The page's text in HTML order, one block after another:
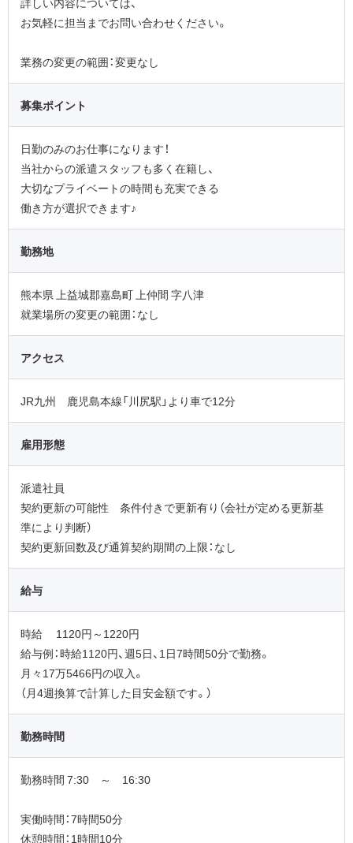
お気軽に担当までお問い合わせください。
業務の変更の範囲：変更なし
募集ポイント
日勤のみのお仕事になります！
当社からの派遣スタッフも多く在籍し、
大切なプライベートの時間も充実できる
働き方が選択できます♪
勤務地
熊本県 上益城郡嘉島町 上仲間 字八津
就業場所の変更の範囲：なし
アクセス
JR九州 鹿児島本線「川尻駅」より車で12分
雇用形態
派遣社員
契約更新の可能性 条件付きで更新有り（会社が定める更新基
準により判断）
契約更新回数及び通算契約期間の上限：なし
給与
時給 1120円～1220円
給与例：時給1120円、週5日、1日7時間50分で勤務。
月々17万5466円の収入。
（月4週換算で計算した目安金額です。）
勤務時間
勤務時間 7:30 ～ 16:30
実働時間：7時間50分
休憩時間：1時間10分